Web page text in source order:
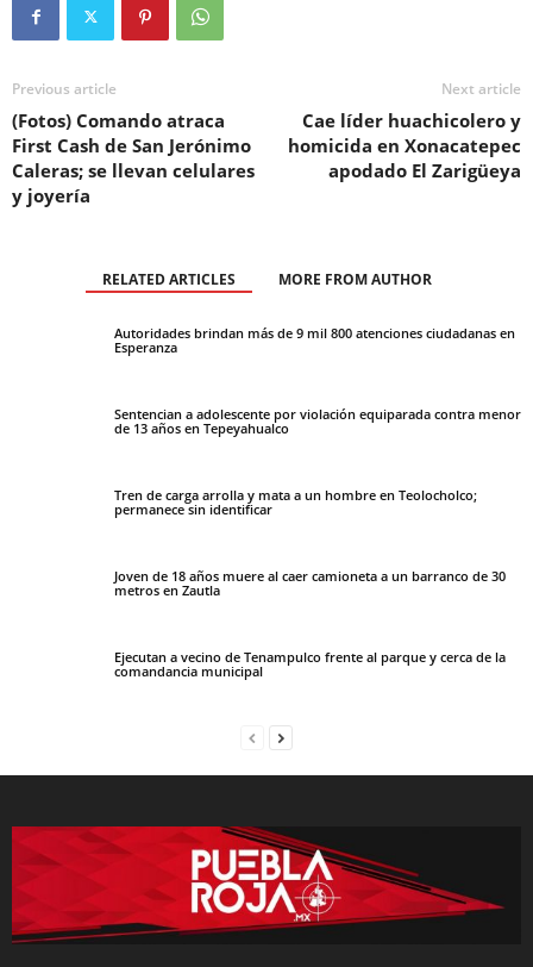
Previous article
(Fotos) Comando atraca
First Cash de San Jerónimo
Caleras; se llevan celulares
y joyería
Next article
Cae líder huachicolero y
homicida en Xonacatepec
apodado El Zarigüeya
RELATED ARTICLES MORE FROM AUTHOR
Autoridades brindan más de 9 mil 800 atenciones ciudadanas en
Esperanza
Sentencian a adolescente por violación equiparada contra menor
de 13 años en Tepeyahualco
Tren de carga arrolla y mata a un hombre en Teolocholco;
permanece sin identificar
Joven de 18 años muere al caer camioneta a un barranco de 30
metros en Zautla
Ejecutan a vecino de Tenampulco frente al parque y cerca de la
comandancia municipal